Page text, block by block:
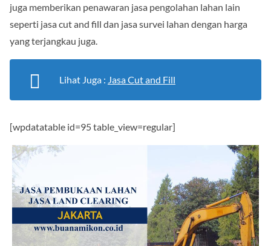
juga memberikan penawaran jasa pengolahan lahan lain
seperti jasa cut and fill dan jasa survei lahan dengan harga
yang terjangkau juga.
Lihat Juga : Jasa Cut and Fill
[wpdatatable id=95 table_view=regular]